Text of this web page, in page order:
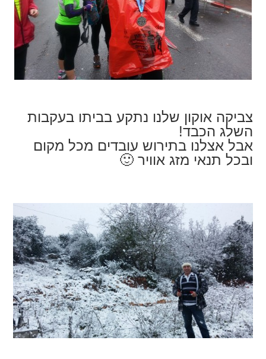
צביקה אוקון שלנו נתקע בביתו בעקבות
השלג הכבד!
אבל אצלנו בתירוש עובדים מכל מקום
ובכל תנאי מזג אוויר 🙂